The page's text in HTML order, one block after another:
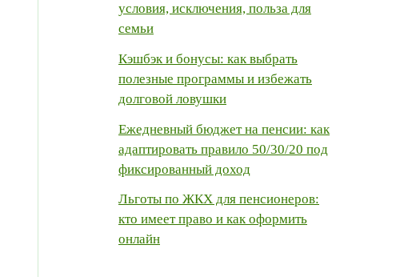
условия, исключения, польза для
семьи
Кэшбэк и бонусы: как выбрать
полезные программы и избежать
долговой ловушки
Ежедневный бюджет на пенсии: как
адаптировать правило 50/30/20 под
фиксированный доход
Льготы по ЖКХ для пенсионеров:
кто имеет право и как оформить
онлайн